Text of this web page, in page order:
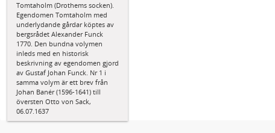
Tomtaholm (Drothems socken).
Egendomen Tomtaholm med
underlydande gårdar köptes av
bergsrådet Alexander Funck
1770. Den bundna volymen
inleds med en historisk
beskrivning av egendomen gjord
av Gustaf Johan Funck. Nr 1 i
samma volym är ett brev från
Johan Banér (1596-1641) till
översten Otto von Sack,
06.07.1637